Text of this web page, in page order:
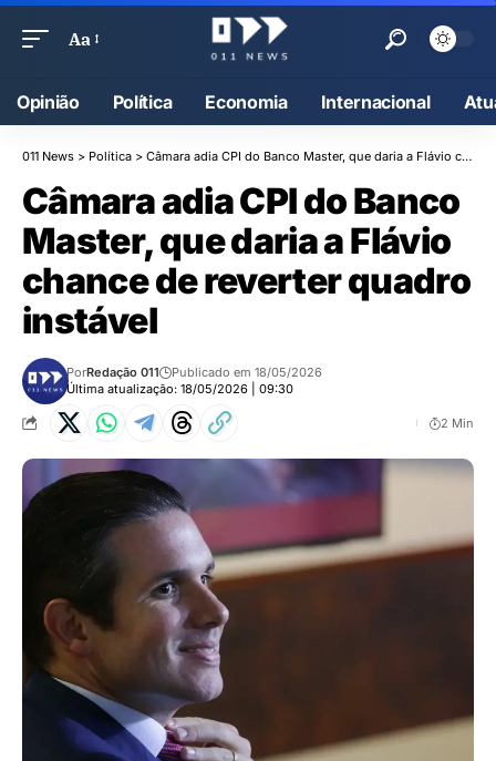
Aa
Opinião Política Economia Internacional
011 News > Política > Câmara adia CPI do Banco Master, que daria a Flávio chance de reverter quadro instável
Câmara adia CPI do Banco
Master, que daria a Flávio
chance de reverter quadro
instável
Última atualização: 18/05/2026 | 09:30
PorRedação 011 Publicado em 18/05/2026
2 Min